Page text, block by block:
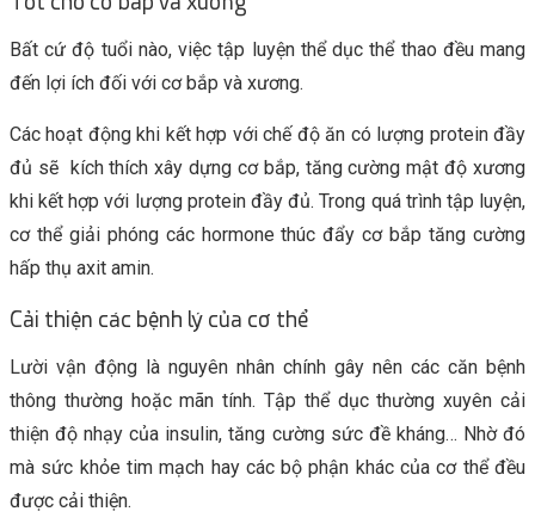
Bất cứ độ tuổi nào, việc tập luyện thể dục thể thao đều mang
đến lợi ích đối với cơ bắp và xương.
Các hoạt động khi kết hợp với chế độ ăn có lượng protein đầy
đủ sẽ kích thích xây dựng cơ bắp, tăng cường mật độ xương
khi kết hợp với lượng protein đầy đủ. Trong quá trình tập luyện,
cơ thể giải phóng các hormone thúc đẩy cơ bắp tăng cường
hấp thụ axit amin.
Cải thiện các bệnh lý của cơ thể
Lười vận động là nguyên nhân chính gây nên các căn bệnh
thông thường hoặc mãn tính. Tập thể dục thường xuyên cải
thiện độ nhạy của insulin, tăng cường sức đề kháng… Nhờ đó
mà sức khỏe tim mạch hay các bộ phận khác của cơ thể đều
được cải thiện.